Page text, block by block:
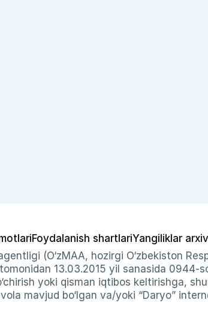
Foydalanish shartlariYangiliklar
(O‘zMAA, hozirgi O‘zbekiston
13.03.2015 yil sanasida 0944-
yoki qisman iqtibos keltirishga,
mavjud bo‘lgan va/yoki “Daryo”